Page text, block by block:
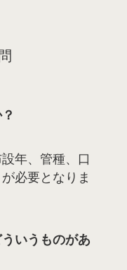
年、管種、口
必要となりま
いうものがあ